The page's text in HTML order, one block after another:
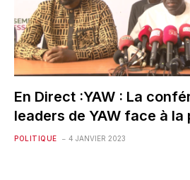
En Direct :YAW : La
leaders de YAW face à la
POLITIQUE 4 JANVIER 2023